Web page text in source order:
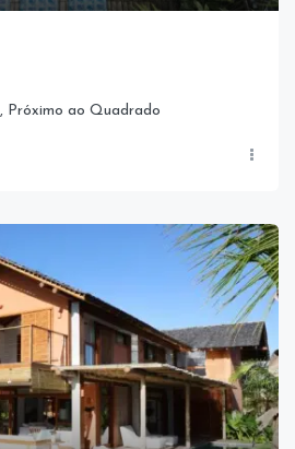
Próximo ao Quadrado